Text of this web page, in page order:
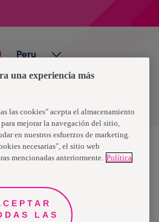
de datos
Peru
- una compañía global líder en
millones de personas, en todo el
por el bienestar en beneficio de
clientes y la sociedad en
150 países bajo las
y Tork, así como otras marcas
una experiencia más
las cookies" acepta el almacenamiento
mejorar la navegación del sitio,
en nuestros esfuerzos de marketing.
necesarias", el sitio web
mencionadas anteriormente. Política
LAS